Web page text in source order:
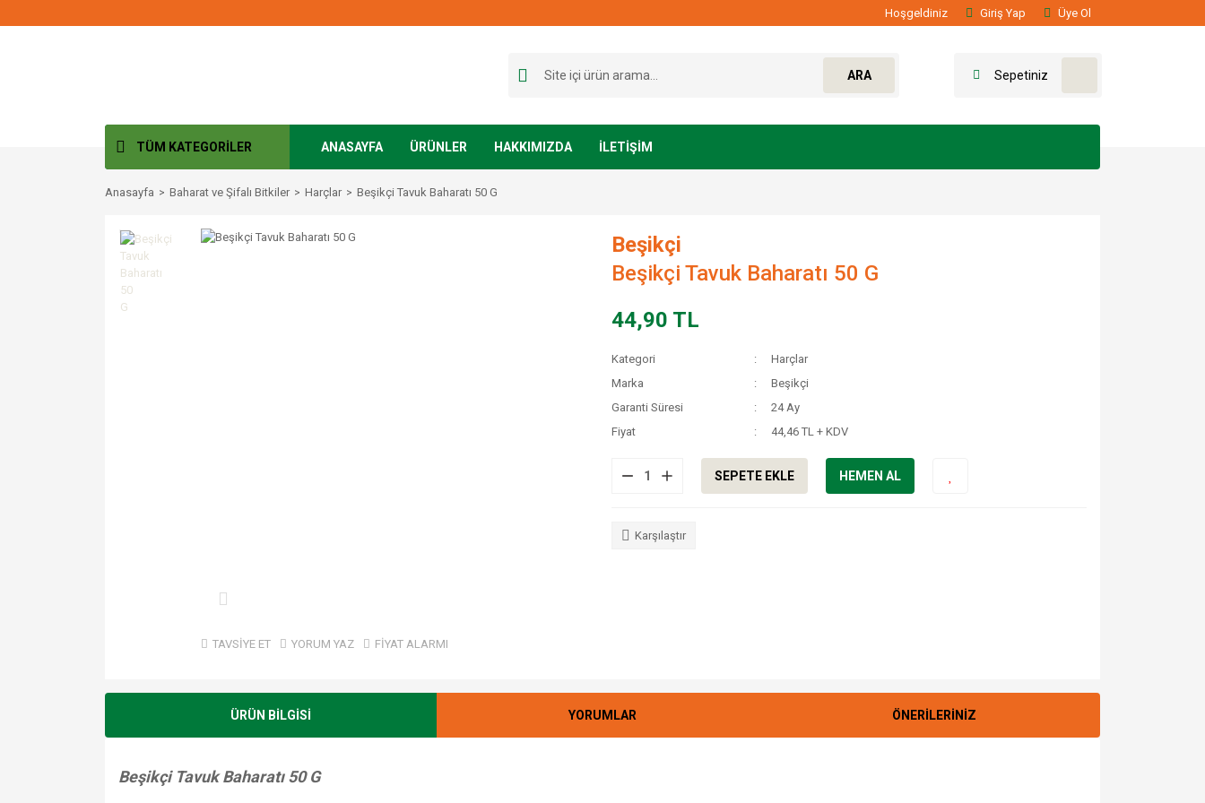
Hoşgeldiniz Giriş Yap Üye Ol
ARA Sepetiniz
TÜM KATEGORİLER ANASAYFA ÜRÜNLER HAKKIMIZDA İLETİŞİM
Anasayfa Baharat ve Şifalı Bitkiler Harçlar Beşikçi Tavuk Baharatı 50 G
TAVSİYE ET YORUM YAZ FİYAT ALARMI
Beşikçi
Beşikçi Tavuk Baharatı 50 G
44,90 TL
Kategori
Harçlar
Marka
Beşikçi
Garanti Süresi
24 Ay
Fiyat
44,46 TL + KDV
SEPETE EKLE HEMEN AL
Karşılaştır
ÜRÜN BİLGİSİ YORUMLAR ÖNERİLERİNİZ
Beşikçi Tavuk Baharatı 50 G